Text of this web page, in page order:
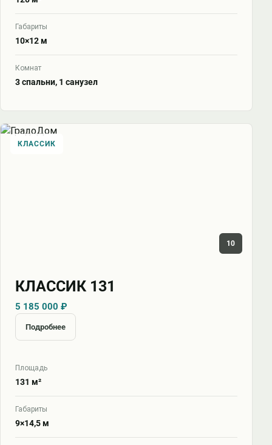
Габариты
10×12 м
Комнат
3 спальни, 1 санузел
КЛАССИК
10
КЛАССИК 131
5 185 000 ₽
Подробнее
Площадь
131 м²
Габариты
9×14,5 м